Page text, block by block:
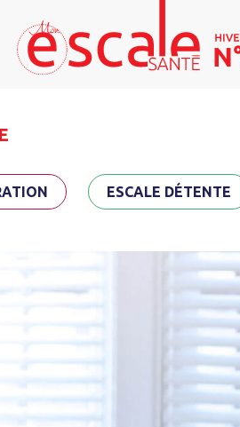
ESCALE DÉTENTE